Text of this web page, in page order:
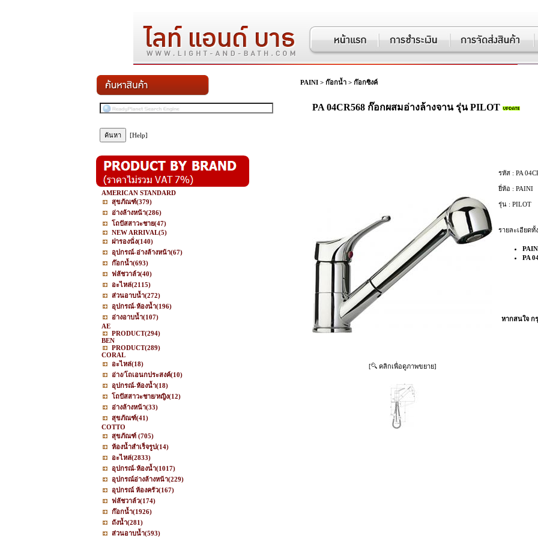
[Help]
AMERICAN STANDARD
สุขภัณฑ์(379)
อ่างล้างหน้า(286)
โถปัสสาวะชาย(47)
NEW ARRIVAL(5)
ฝารองนั่ง(140)
อุปกรณ์-อ่างล้างหน้า(67)
ก๊อกน้ำ(693)
ฟลัชวาล์ว(40)
อะไหล่(2115)
ส่วนอาบน้ำ(272)
อุปกรณ์-ห้องน้ำ(196)
อ่างอาบน้ำ(107)
AE
PRODUCT(294)
BEN
PRODUCT(289)
CORAL
อะไหล่(18)
อ่าง/โถเอนกประสงค์(10)
อุปกรณ์-ห้องน้ำ(18)
โถปัสสาวะชาย/หญิง(12)
อ่างล้างหน้า(33)
สุขภัณฑ์(41)
COTTO
สุขภัณฑ์ (705)
ห้องน้ำสำเร็จรูป(14)
อะไหล่(2833)
อุปกรณ์-ห้องน้ำ(1017)
อุปกรณ์อ่างล้างหน้า(229)
อุปกรณ์ ห้องครัว(167)
ฟลัชวาล์ว(174)
ก๊อกน้ำ(1926)
ถังน้ำ(281)
ส่วนอาบน้ำ(593)
PAINI > ก๊อกน้ำ > ก๊อกซิงค์
PA 04CR568 ก๊อกผสมอ่างล้างจาน รุ่น PILOT
[ คลิกเพื่อดูภาพขยาย]
รหัส : PA
ยี่ห้อ : PAINI
รุ่น : PILOT
รายละเอียดทั้
PA
หากสนใจ ก